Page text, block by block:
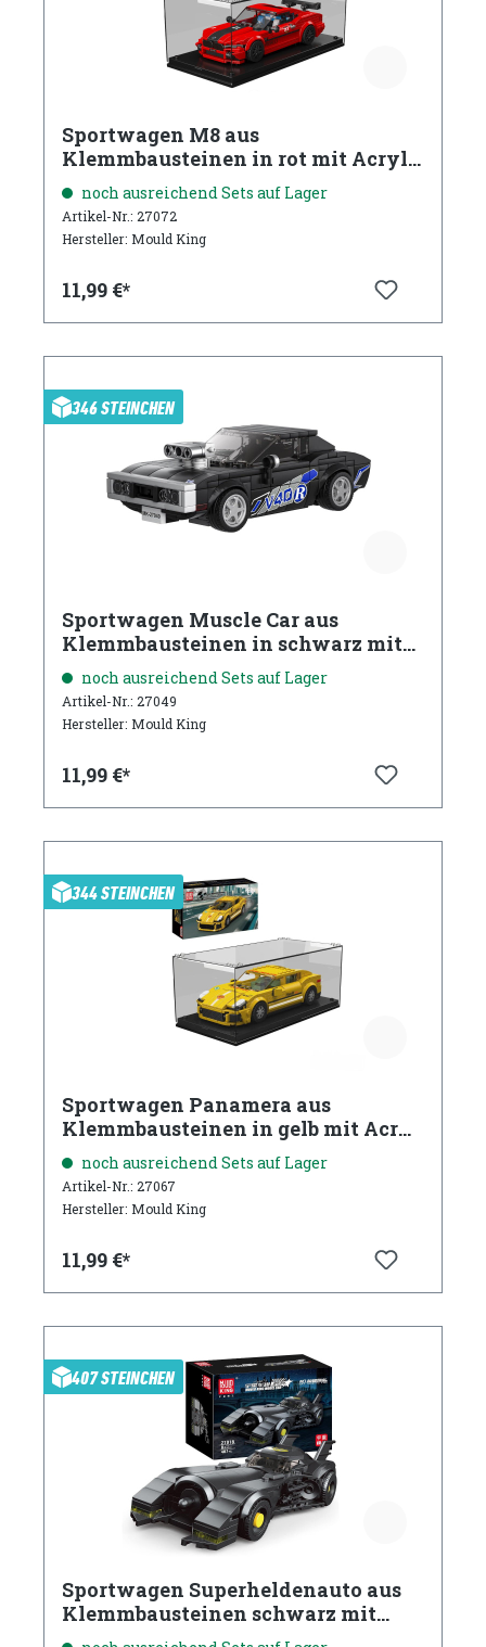
Sportwagen M8 aus
Klemmbausteinen in rot mit Acryl
Vitrine
noch ausreichend Sets auf Lager
Artikel-Nr.: 27072
Hersteller: Mould King
11,99 €*
346 STEINCHEN
Sportwagen Muscle Car aus
Klemmbausteinen in schwarz mit
Acryl Vitrine
noch ausreichend Sets auf Lager
Artikel-Nr.: 27049
Hersteller: Mould King
11,99 €*
344 STEINCHEN
Sportwagen Panamera aus
Klemmbausteinen in gelb mit Acryl
Vitrine
noch ausreichend Sets auf Lager
Artikel-Nr.: 27067
Hersteller: Mould King
11,99 €*
407 STEINCHEN
Sportwagen Superheldenauto aus
Klemmbausteinen schwarz mit
Acryl Vitrine